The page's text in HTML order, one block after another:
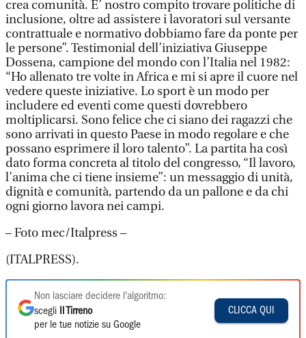
crea comunità. E’ nostro compito trovare politiche di
inclusione, oltre ad assistere i lavoratori sul versante
contrattuale e normativo dobbiamo fare da ponte per
le persone”. Testimonial dell’iniziativa Giuseppe
Dossena, campione del mondo con l’Italia nel 1982:
“Ho allenato tre volte in Africa e mi si apre il cuore nel
vedere queste iniziative. Lo sport è un modo per
includere ed eventi come questi dovrebbero
moltiplicarsi. Sono felice che ci siano dei ragazzi che
sono arrivati in questo Paese in modo regolare e che
possano esprimere il loro talento”. La partita ha così
dato forma concreta al titolo del congresso, “Il lavoro,
l’anima che ci tiene insieme”: un messaggio di unità,
dignità e comunità, partendo da un pallone e da chi
ogni giorno lavora nei campi.
– Foto mec/Italpress –
(ITALPRESS).
Non lasciare decidere l'algoritmo:
scegli
Il Tirreno
per le tue notizie su Google
CLICCA QUI